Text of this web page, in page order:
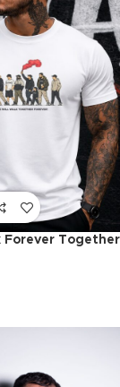
Forever Together